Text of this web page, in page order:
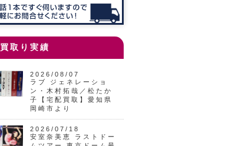
買取り実績
2026/08/07
ラブ ジェネレーショ
ン・木村拓哉／松たか
子【宅配買取】愛知県
岡崎市より
2026/07/18
安室奈美恵 ラストドー